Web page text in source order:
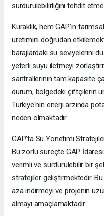
sürdürülebilirliğini tehdit
Kuraklık, hem GAP'ın
üretimini doğrudan
barajlardaki su seviyelerini
yeterli suyu iletmeyi
santrallerinin tam kapasite
durum, bölgedeki çiftçilerin
Türkiye'nin enerji arzında
neden olmaktadır.
GAP'ta Su Yönetimi
Bu zorlu süreçte GAP İdaresi
verimli ve sürdürülebilir bir
stratejiler geliştirmektedir. Bu
aza indirmeyi ve projenin
almayı amaçlamaktadır.